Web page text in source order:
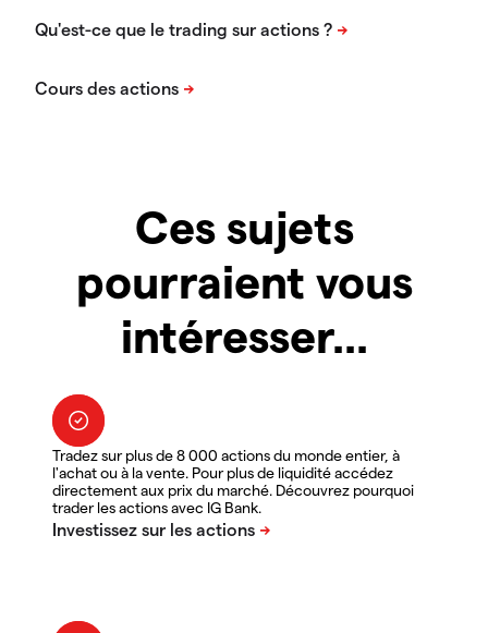
Ces sujets
pourraient vous
intéresser...
Tradez sur plus de 8 000 actions du monde entier, à
l'achat ou à la vente. Pour plus de liquidité accédez
directement aux prix du marché. Découvrez pourquoi
trader les actions avec IG Bank.